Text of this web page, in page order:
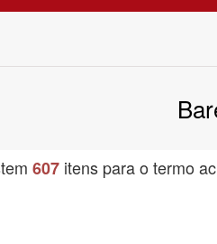
607 itens para o termo